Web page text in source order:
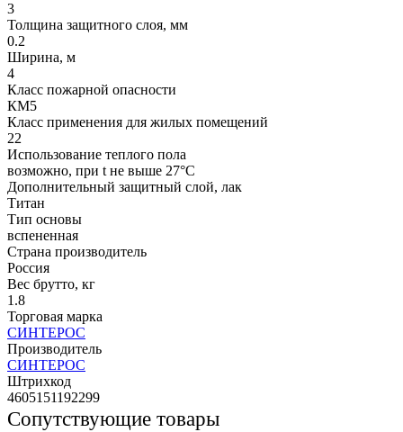
3
Толщина защитного слоя, мм
0.2
Ширина, м
4
Класс пожарной опасности
КМ5
Класс применения для жилых помещений
22
Использование теплого пола
возможно, при t не выше 27°С
Дополнительный защитный слой, лак
Титан
Тип основы
вспененная
Страна производитель
Россия
Вес брутто, кг
1.8
Торговая марка
СИНТЕРОС
Производитель
СИНТЕРОС
Штрихкод
4605151192299
Сопутствующие товары